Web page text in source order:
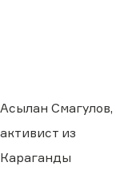
Асылан Смагулов,
активист из
Караганды